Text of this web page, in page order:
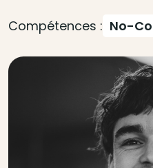
Compétences : No-